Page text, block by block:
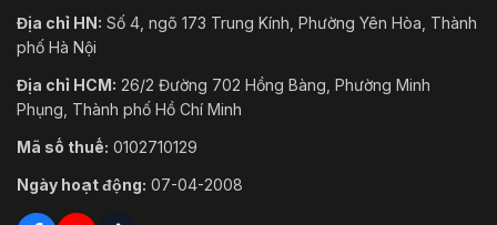
điện năng
36V đến 57V), 0,33 A đến 0,2 A, tối đa. 12 W
Kích
máy ảnh
Máy ảnh: Φ 105 × 325,5 mm (Φ 4,1" × 12,8")
gói: 386 × 156 × 155 mm (15,2" × 6,1" × 6,1")
lượng
kg (4 lb.)
Địa chỉ HN: Số 4, ngõ 173 Trung Kính, Phường Yên Hòa, Thành
phố Hà Nội
Địa chỉ HCM: 26/2 Đường 702 Hồng Bàng, Phường Minh
Phụng, Thành phố Hồ Chí Minh
Mã số thuế: 0102710129
Ngày hoạt động: 07-04-2008